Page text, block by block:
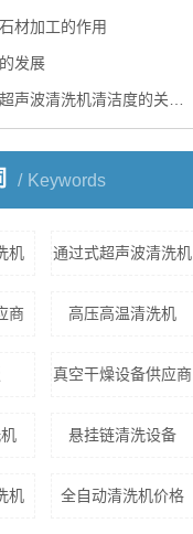
材加工的作用
发展
波清洗机清洁度的关系的简介
Keywords
机 通过式超声波清洗机
商 高压高温清洗机
真空干燥设备供应商
悬挂链清洗设备
机 全自动清洗机价格